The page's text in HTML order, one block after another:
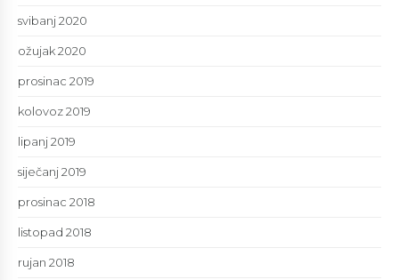
svibanj 2020
ožujak 2020
prosinac 2019
kolovoz 2019
lipanj 2019
siječanj 2019
prosinac 2018
listopad 2018
rujan 2018